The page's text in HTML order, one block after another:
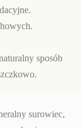
sposób
surowiec,